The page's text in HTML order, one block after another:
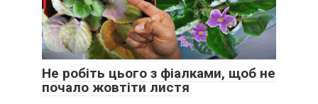
Не робіть цього з фіалками, щоб не
почало жовтіти листя